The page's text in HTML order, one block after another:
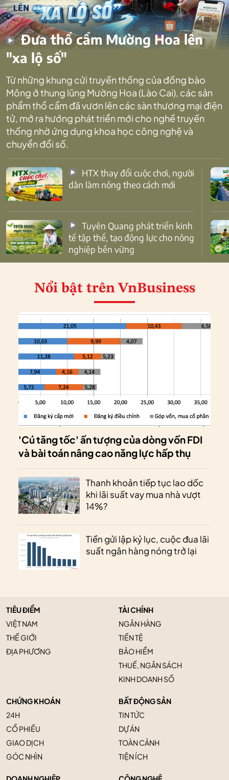
Đưa thổ cẩm Mường Hoa lên
"xa lộ số"
Từ những khung cửi truyền thống của đồng bào
Mông ở thung lũng Mường Hoa (Lào Cai), các sản
phẩm thổ cẩm đã vươn lên các sàn thương mại điện
tử, mở ra hướng phát triển mới cho nghề truyền
thống nhờ ứng dụng khoa học công nghệ và
chuyển đổi số.
dân làm nông theo cách mới
tế tập thể, tạo động lực cho nông
nghiệp bền vững
Nổi bật trên VnBusiness
'Cú tăng tốc' ấn tượng của dòng vốn FDI
và bài toán nâng cao năng lực hấp thụ
Thanh khoản tiếp tục lao dốc
khi lãi suất vay mua nhà vượt
14%?
Tiền gửi lập kỷ lục, cuộc đua lãi
suất ngân hàng nóng trở lại
TIÊU ĐIỂM
VIỆT NAM
THẾ GIỚI
ĐỊA PHƯƠNG
TÀI CHÍNH
NGÂN HÀNG
TIỀN TỆ
BẢO HIỂM
THUẾ, NGÂN SÁCH
KINH DOANH SỐ
CHỨNG KHOÁN
24H
CỔ PHIẾU
GIAO DỊCH
GÓC NHÌN
BẤT ĐỘNG SẢN
TIN TỨC
DỰ ÁN
TOÀN CẢNH
TIỆN ÍCH